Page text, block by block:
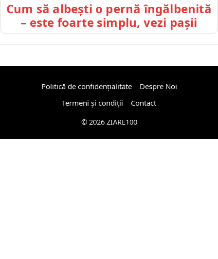
Cum să albești o pernă îngălbenită
– este foarte simplu, vezi pașii
Politică de confidențialitate
Despre Noi
Termeni și condiții
Contact
© 2026 ZIARE100